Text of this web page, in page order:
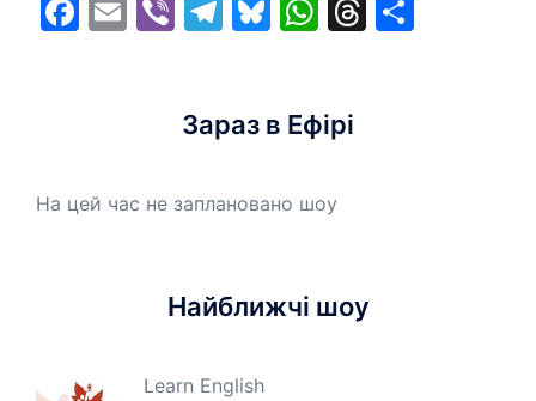
Facebook
EmailViberTelegram
Bluesky
WhatsApp
Threads
Зараз в Ефірі
На цей час не заплановано шоу
Найближчі шоу
Learn English